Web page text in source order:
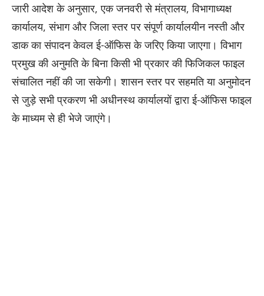
जारी आदेश के अनुसार, एक जनवरी से मंत्रालय, विभागाध्यक्ष
कार्यालय, संभाग और जिला स्तर पर संपूर्ण कार्यालयीन नस्ती और
डाक का संपादन केवल ई-ऑफिस के जरिए किया जाएगा। विभाग
प्रमुख की अनुमति के बिना किसी भी प्रकार की फिजिकल फाइल
संचालित नहीं की जा सकेगी। शासन स्तर पर सहमति या अनुमोदन
से जुड़े सभी प्रकरण भी अधीनस्थ कार्यालयों द्वारा ई-ऑफिस फाइल
के माध्यम से ही भेजे जाएंगे।